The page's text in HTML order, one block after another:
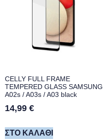
CELLY FULL FRAME
TEMPERED GLASS SAMSUNG
A02s / A03s / A03 black
14,99 €
ΣΤΟ ΚΑΛΆΘΙ